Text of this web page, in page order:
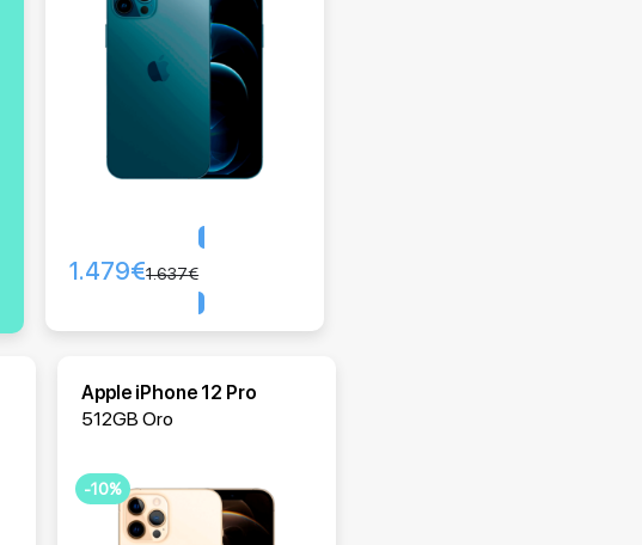
1.637€
1.479€
Apple iPhone 12 Pro
512GB Oro
-10%